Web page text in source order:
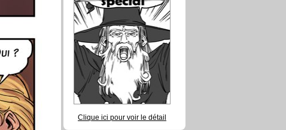
Clique ici pour voir le détail